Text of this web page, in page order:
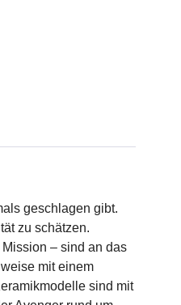
geschlagen gibt.
zu schätzen.
– sind an das
mit einem
sind mit